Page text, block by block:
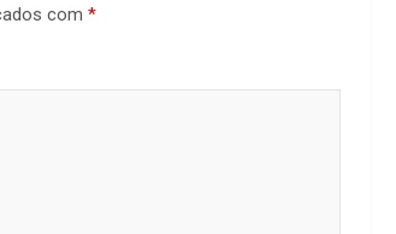
com *